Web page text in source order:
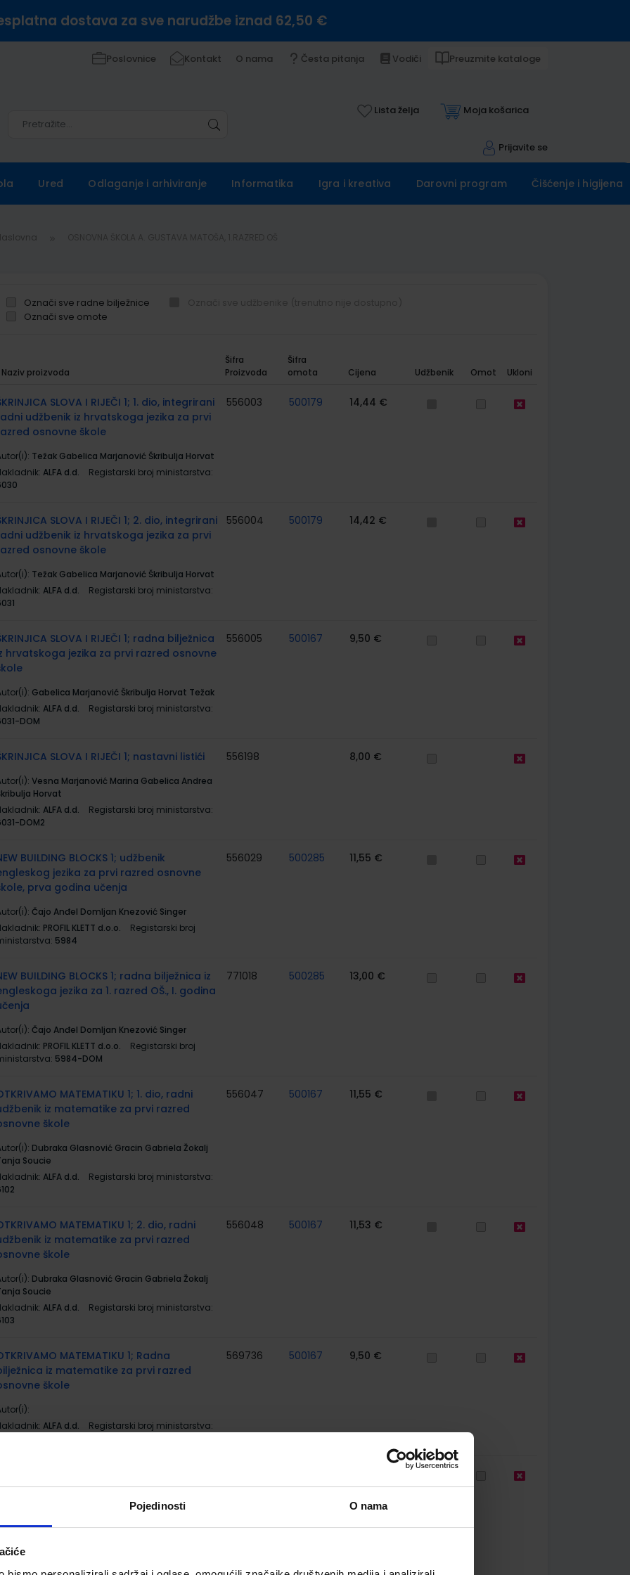
Pojedinosti O nama
dostava za sve narudžbe iznad 62,50 €
Poslovnice Kontakt O nama Česta pitanja Vodiči Preuzmite kataloge
Lista želja Moja košarica
Prijavite se
Ured Odlaganje i arhiviranje Informatika Igra i kreativa Darovni program Čišćenje i higijena
Označi sve radne bilježnice
Označi sve omote
Naziv proizvoda
Šifra
Proizvoda
Šifra
omota
Cijena Udžbenik Omot Ukloni
SLOVA I RIJEČI 1; 1. dio, integrirani
udžbenik iz hrvatskoga jezika za prvi
osnovne škole
Težak Gabelica Marjanović Škribulja Horvat
ALFA d.d.
Registarski broj ministarstva:
556003 500179 14,44 €
SLOVA I RIJEČI 1; 2. dio, integrirani
udžbenik iz hrvatskoga jezika za prvi
osnovne škole
Težak Gabelica Marjanović Škribulja Horvat
ALFA d.d.
Registarski broj ministarstva:
556004 500179 14,42 €
SLOVA I RIJEČI 1; radna bilježnica
hrvatskoga jezika za prvi razred osnovne
Gabelica Marjanović Škribulja Horvat Težak
ALFA d.d.
Registarski broj ministarstva:
DOM
556005 500167 9,50 €
SLOVA I RIJEČI 1; nastavni listići
Vesna Marjanović Marina Gabelica Andrea
Horvat
ALFA d.d.
Registarski broj ministarstva:
DOM2
556198 8,00 €
BUILDING BLOCKS 1; udžbenik
jezika za prvi razred osnovne
prva godina učenja
Čajo Anđel Domljan Knezović Singer
PROFIL KLETT d.o.o.
Registarski broj
5984
556029 500285 11,55 €
BUILDING BLOCKS 1; radna bilježnica iz
jezika za 1. razred OŠ., I. godina
Čajo Anđel Domljan Knezović Singer
PROFIL KLETT d.o.o.
Registarski broj
5984-DOM
771018 500285 13,00 €
MATEMATIKU 1; 1. dio, radni
iz matematike za prvi razred
škole
Dubraka Glasnović Gracin Gabriela Žokalj
Soucie
ALFA d.d.
Registarski broj ministarstva:
556047 500167 11,55 €
MATEMATIKU 1; 2. dio, radni
iz matematike za prvi razred
škole
Dubraka Glasnović Gracin Gabriela Žokalj
Soucie
ALFA d.d.
Registarski broj ministarstva:
556048 500167 11,53 €
MATEMATIKU 1; Radna
iz matematike za prvi razred
škole
ALFA d.d.
Registarski broj ministarstva:
569736 500167 9,50 €
iz matematike za prvi razred
Dubravka Glasnović Gracin Gabriela Žokalj
DOM2